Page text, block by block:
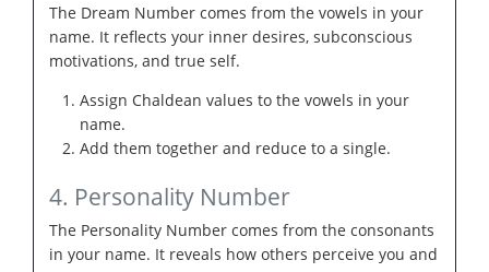
The Dream Number comes from the vowels in your
name. It reflects your inner desires, subconscious
motivations, and true self.
Assign Chaldean values to the vowels in your
name.
Add them together and reduce to a single.
4. Personality Number
The Personality Number comes from the consonants
in your name. It reveals how others perceive you and